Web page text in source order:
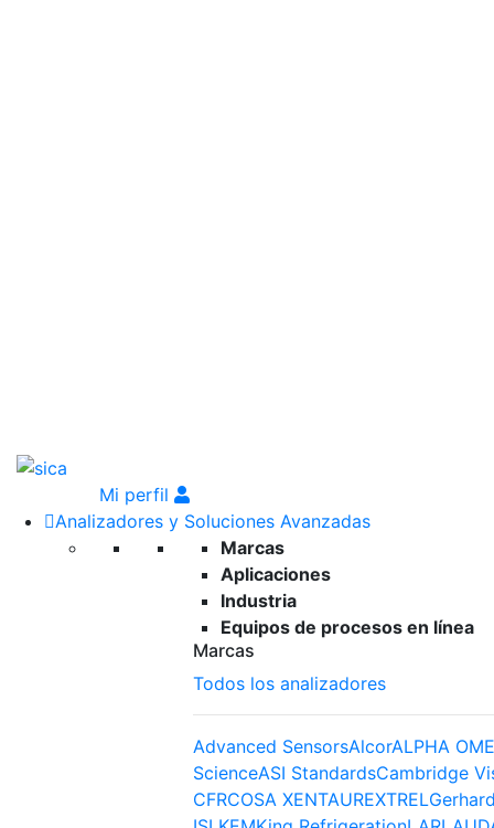
Mi perfil
Analizadores y Soluciones Avanzadas
Marcas
Aplicaciones
Industria
Equipos de procesos en línea
Marcas
Todos los analizadores
Advanced SensorsAlcorALPHA
ScienceASI StandardsCambridge
CFRCOSA XENTAUREXTREL